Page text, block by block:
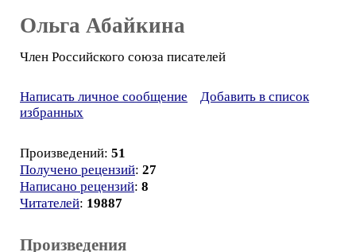
Ольга Абайкина
Член Российского союза писателей
Написать личное сообщение
Добавить в список
избранных
Произведений: 51
Получено рецензий: 27
Написано рецензий: 8
Читателей: 19887
Произведения